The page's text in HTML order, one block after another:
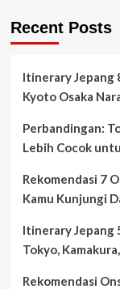
Recent Posts
Itinerary Jepang
Kyoto Osaka
Perbandingan:
Lebih Cocok
Rekomendasi 7
Kamu Kunjungi
Itinerary Jepang
Tokyo,
Rekomendasi